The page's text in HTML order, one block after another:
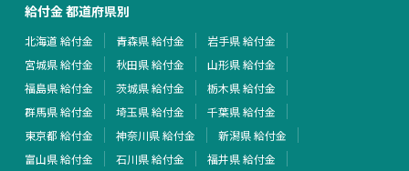
給付金 都道府県別
北海道 給付金 青森県 給付金
岩手県 給付金
宮城県 給付金
秋田県 給付金
山形県 給付金
福島県 給付金
茨城県 給付金
栃木県 給付金
群馬県 給付金
埼玉県 給付金
千葉県 給付金
東京都 給付金
神奈川県 給付金
新潟県 給付金
富山県 給付金
石川県 給付金
福井県 給付金